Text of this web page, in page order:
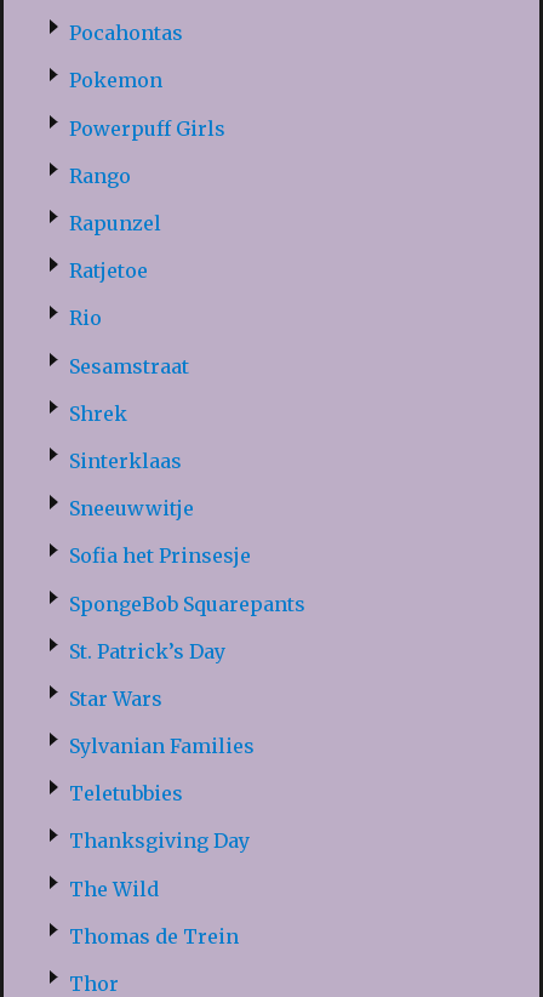
Pocahontas
Pokemon
Powerpuff Girls
Rango
Rapunzel
Ratjetoe
Rio
Sesamstraat
Shrek
Sinterklaas
Sneeuwwitje
Sofia het Prinsesje
SpongeBob Squarepants
St. Patrick’s Day
Star Wars
Sylvanian Families
Teletubbies
Thanksgiving Day
The Wild
Thomas de Trein
Thor